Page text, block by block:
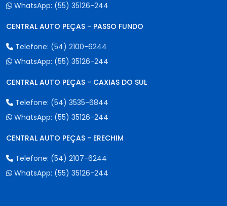
WhatsApp: (55) 35126-244
CENTRAL AUTO PEÇAS - PASSO FUNDO
Telefone: (54) 2100-6244
WhatsApp: (55) 35126-244
CENTRAL AUTO PEÇAS - CAXIAS DO SUL
Telefone: (54) 3535-6844
WhatsApp: (55) 35126-244
CENTRAL AUTO PEÇAS - ERECHIM
Telefone: (54) 2107-6244
WhatsApp: (55) 35126-244